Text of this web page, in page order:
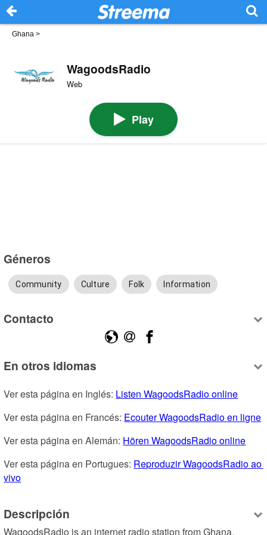
Ghana >
WagoodsRadio
Web
Play
Géneros
Community Culture Folk Information
Contacto
En otros idiomas
Ver esta página en Inglés: Listen WagoodsRadio online
Ver esta página en Francés: Ecouter WagoodsRadio en ligne
Ver esta página en Alemán: Hören WagoodsRadio online
Ver esta página en Portugues: Reproduzir WagoodsRadio ao
vivo
Descripción
WagoodsRadio is an internet radio station from Ghana,